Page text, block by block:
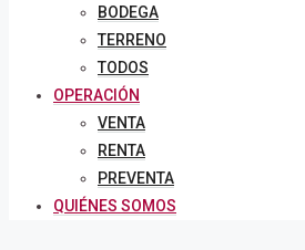
BODEGA
TERRENO
TODOS
OPERACIÓN
VENTA
RENTA
PREVENTA
QUIÉNES SOMOS